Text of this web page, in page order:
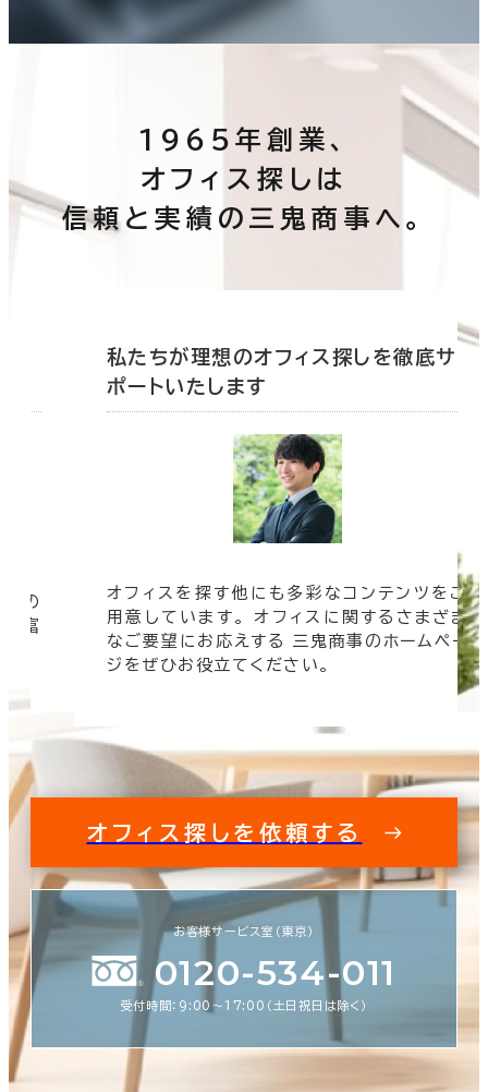
1965年創業、
オフィス探しは
信頼と実績の三鬼商事へ。
ご
ま
私たちが理想のオフィス探しを徹底サ
ポートいたします
オフィスビルの情報がすぐに欲しい！ そんな
時は三鬼商事へお問い合わせください。 より
速く、より正確に、より良い情報をお届けしま
す。
オフィス探しを依頼する
お客様サービス室（東京）
0120-534-011
受付時間：9:00〜17:00（土日祝日は除く）